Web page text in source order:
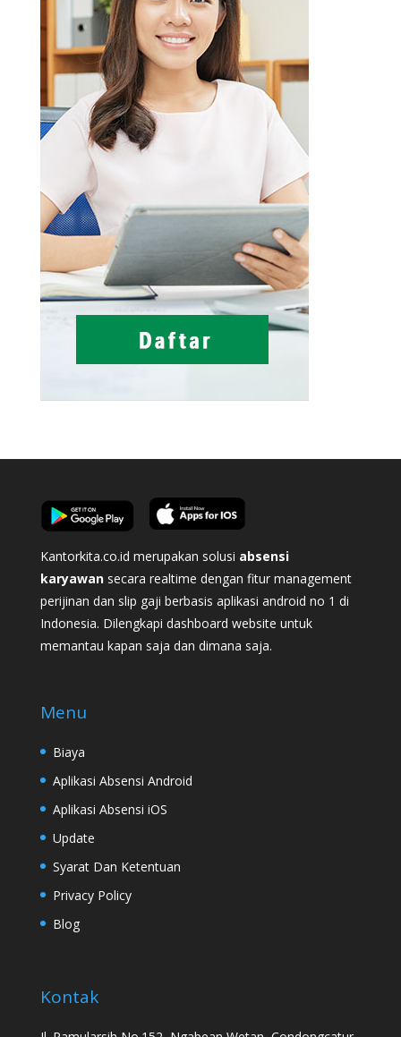
Kantorkita.co.id merupakan solusi absensi
karyawan secara realtime dengan fitur management
perijinan dan slip gaji berbasis aplikasi android no 1 di
Indonesia. Dilengkapi dashboard website untuk
memantau kapan saja dan dimana saja.
Menu
Biaya
Aplikasi Absensi Android
Aplikasi Absensi iOS
Update
Syarat Dan Ketentuan
Privacy Policy
Blog
Kontak